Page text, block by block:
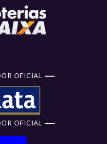
OFICIAL
OFICIAL